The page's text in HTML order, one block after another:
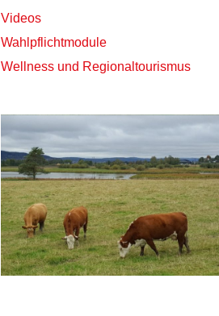
Videos
Wahlpflichtmodule
Wellness und Regionaltourismus